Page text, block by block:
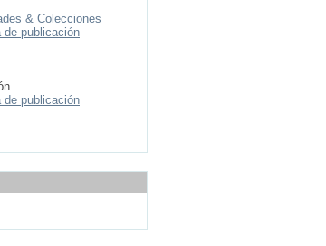
& Colecciones
de publicación
de publicación